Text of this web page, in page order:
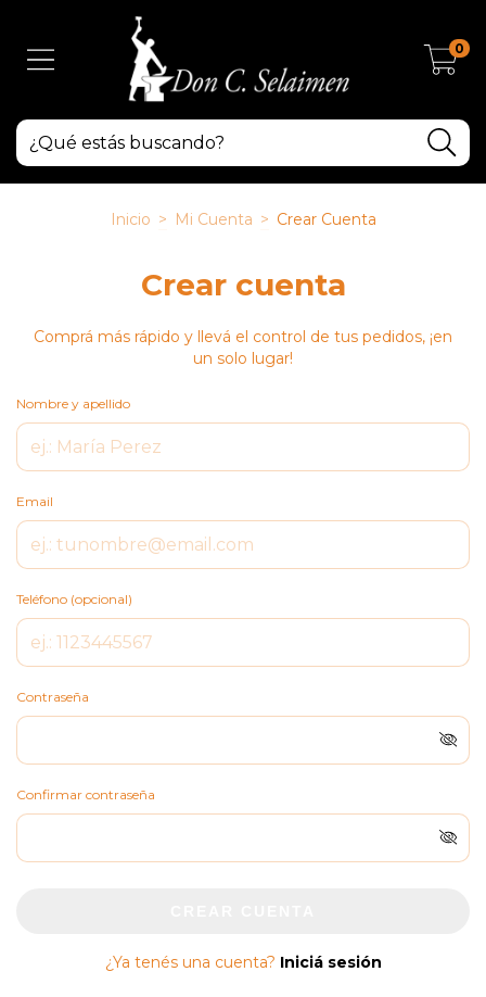
0
Inicio > Mi Cuenta > Crear Cuenta
Crear cuenta
Comprá más rápido y llevá el control de tus pedidos, ¡en
un solo lugar!
Nombre y apellido
Email
Teléfono (opcional)
Contraseña
Confirmar contraseña
¿Ya tenés una cuenta? Iniciá sesión